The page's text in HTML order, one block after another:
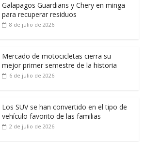
Galapagos Guardians y Chery en minga
para recuperar residuos
8 de julio de 2026
Mercado de motocicletas cierra su
mejor primer semestre de la historia
6 de julio de 2026
Los SUV se han convertido en el tipo de
vehículo favorito de las familias
2 de julio de 2026